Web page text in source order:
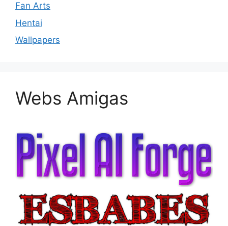
Fan Arts
Hentai
Wallpapers
Webs Amigas